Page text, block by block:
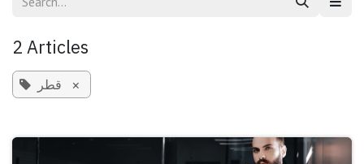
2 Articles
قطر ×